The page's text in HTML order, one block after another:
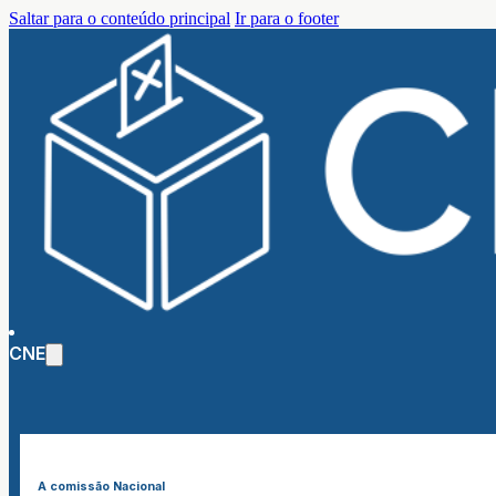
Saltar para o conteúdo principal Ir para o footer
CNE
A comissão Nacional